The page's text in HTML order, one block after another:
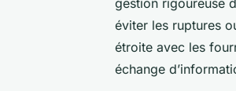
éviter les ruptures
étroite avec les
échange